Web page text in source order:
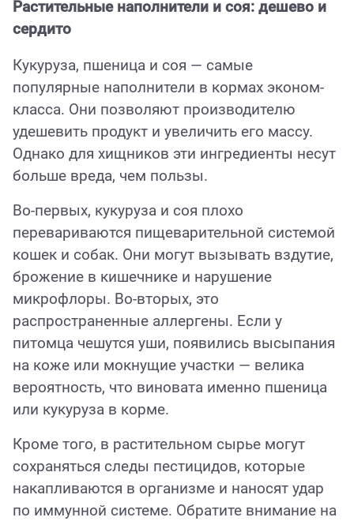
Растительные наполнители и соя: дешево и
сердито
Кукуруза, пшеница и соя — самые
популярные наполнители в кормах эконом-
класса. Они позволяют производителю
удешевить продукт и увеличить его массу.
Однако для хищников эти ингредиенты несут
больше вреда, чем пользы.
Во-первых, кукуруза и соя плохо
перевариваются пищеварительной системой
кошек и собак. Они могут вызывать вздутие,
брожение в кишечнике и нарушение
микрофлоры. Во-вторых, это
распространенные аллергены. Если у
питомца чешутся уши, появились высыпания
на коже или мокнущие участки — велика
вероятность, что виновата именно пшеница
или кукуруза в корме.
Кроме того, в растительном сырье могут
сохраняться следы пестицидов, которые
накапливаются в организме и наносят удар
по иммунной системе. Обратите внимание на